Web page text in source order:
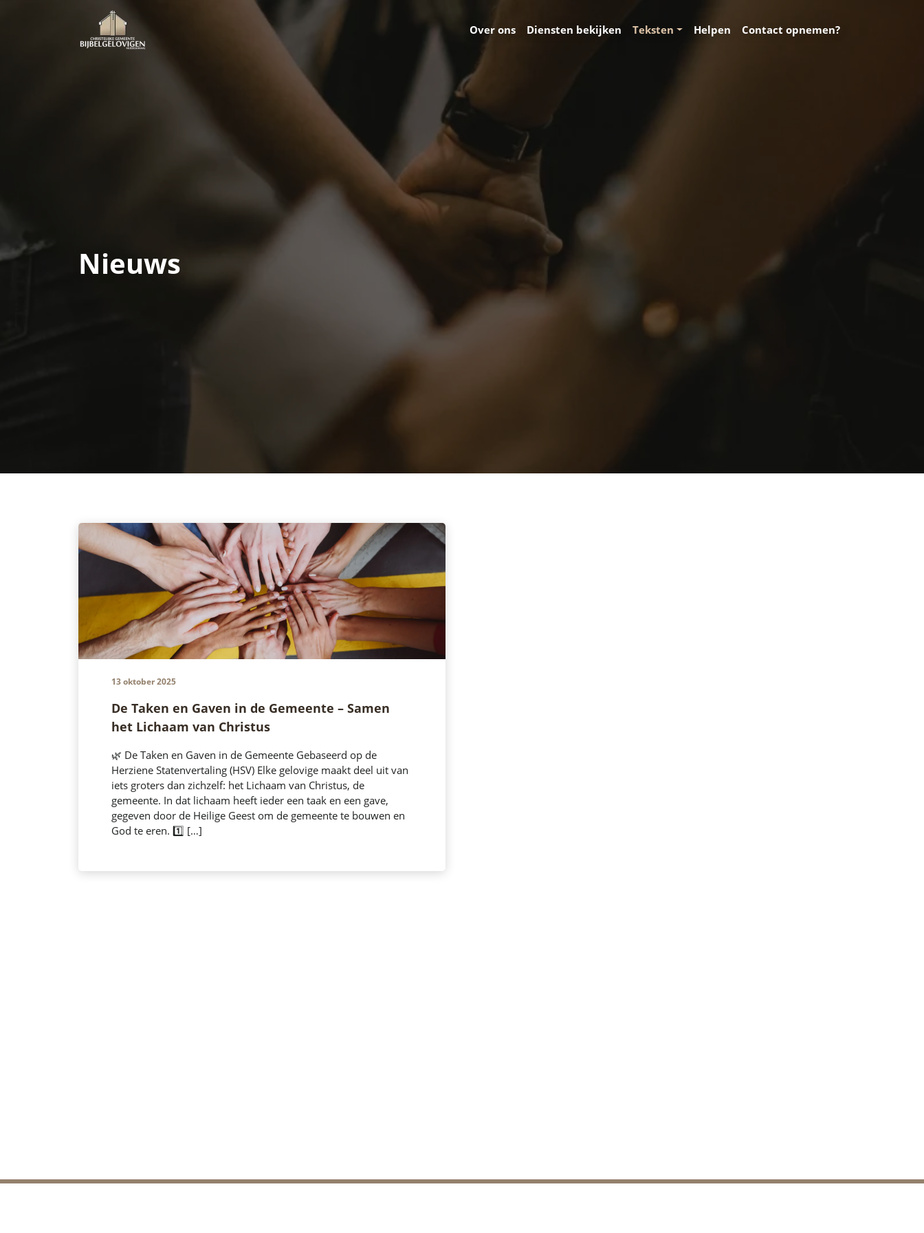
Over ons Diensten bekijken Teksten Helpen Contact opnemen?
Nieuws
13 oktober 2025
De Taken en Gaven in de Gemeente – Samen
het Lichaam van Christus
🌿 De Taken en Gaven in de Gemeente Gebaseerd op de
Herziene Statenvertaling (HSV) Elke gelovige maakt deel uit van
iets groters dan zichzelf: het Lichaam van Christus, de
gemeente. In dat lichaam heeft ieder een taak en een gave,
gegeven door de Heilige Geest om de gemeente te bouwen en
God te eren. 1️⃣ […]